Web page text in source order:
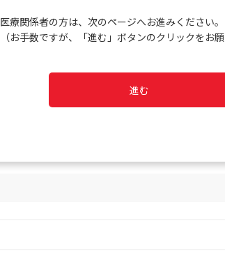
医療関係者の方は、次のページへお進みください。
（お手数ですが、「進む」ボタンのクリックをお願
進む